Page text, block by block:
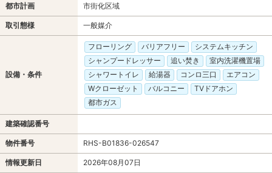
都市計画 市街化区域
取引態様 一般媒介
設備・条件
フローリング バリアフリー
システムキッチン
シャンプードレッサー
追い焚き
室内洗濯機置場
シャワートイレ
給湯器 コンロ三口
エアコン
Wクローゼット
バルコニー
TVドアホン
都市ガス
建築確認番号
物件番号 RHS-B01836-026547
情報更新日 2026年08月07日